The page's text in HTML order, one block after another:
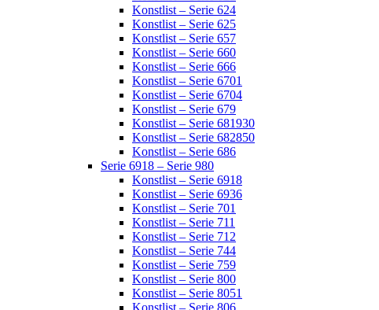
Konstlist – Serie 624
Konstlist – Serie 625
Konstlist – Serie 657
Konstlist – Serie 660
Konstlist – Serie 666
Konstlist – Serie 6701
Konstlist – Serie 6704
Konstlist – Serie 679
Konstlist – Serie 681930
Konstlist – Serie 682850
Konstlist – Serie 686
Serie 6918 – Serie 980
Konstlist – Serie 6918
Konstlist – Serie 6936
Konstlist – Serie 701
Konstlist – Serie 711
Konstlist – Serie 712
Konstlist – Serie 744
Konstlist – Serie 759
Konstlist – Serie 800
Konstlist – Serie 8051
Konstlist – Serie 806